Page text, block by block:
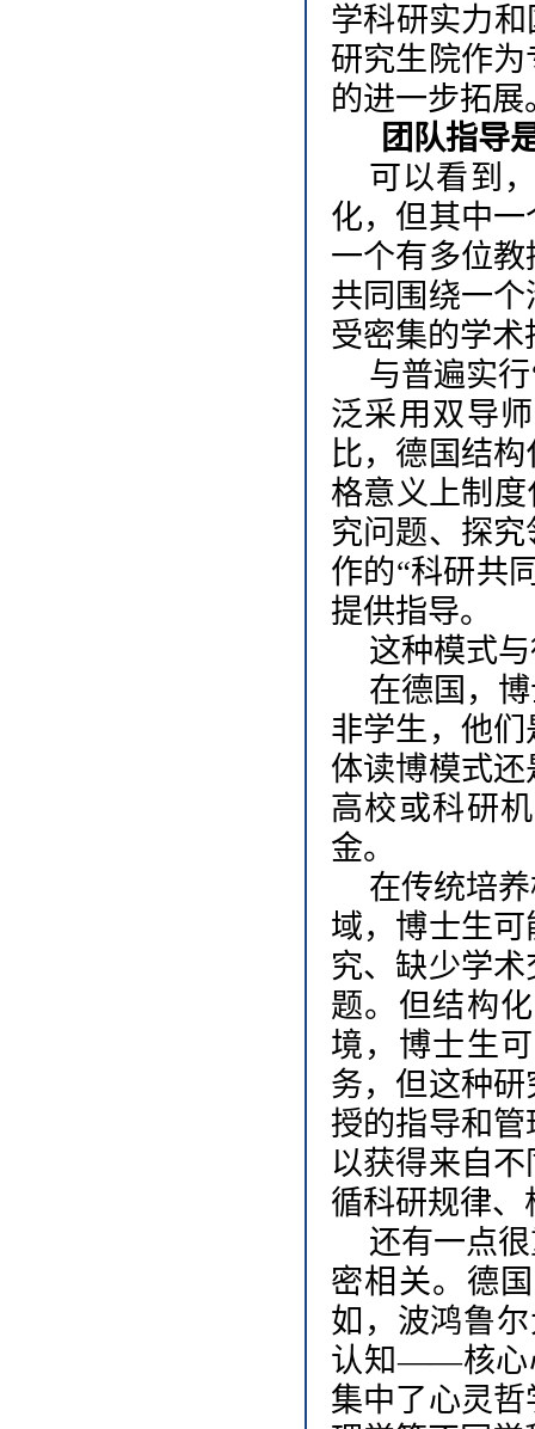
学科研实力
研究生院作
的进一步拓展
团队指导
可以看到
化，但其中
一个有多位
共同围绕一
受密集的学术
与普遍实行
泛采用双导
比，德国结
格意义上制
究问题、探
作的“科研共
提供指导。
这种模式
在德国，
非学生，他
体读博模式
高校或科研
金。
在传统培
域，博士生
究、缺少学
题。但结构
境，博士生
务，但这种
授的指导和
以获得来自
循科研规律
还有一点
密相关。德
如，波鸿鲁
认知——核心
集中了心灵